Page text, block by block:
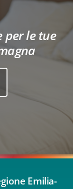
per le tue
Emilia-